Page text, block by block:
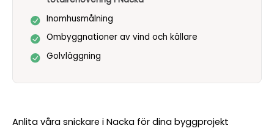
Inomhusmålning
Ombyggnationer av vind och källare
Golvläggning
Anlita våra snickare i Nacka för dina byggprojekt